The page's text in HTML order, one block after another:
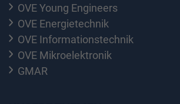
OVE Young Engineers
OVE Energietechnik
OVE Informationstechnik
OVE Mikroelektronik
GMAR